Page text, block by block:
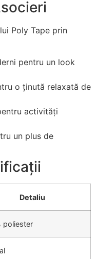
Poly Tape prin
pentru un look
o ținută relaxată de
activități
un plus de
Detaliu
poliester